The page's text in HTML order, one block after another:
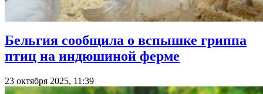
Бельгия сообщила о вспышке гриппа
птиц на индюшиной ферме
23 октября 2025, 11:39